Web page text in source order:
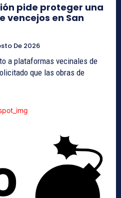
pide proteger una
vencejos en San
De 2026
a plataformas vecinales de
que las obras de